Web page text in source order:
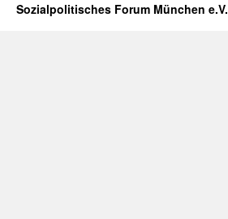
Sozialpolitisches Forum München e.V.